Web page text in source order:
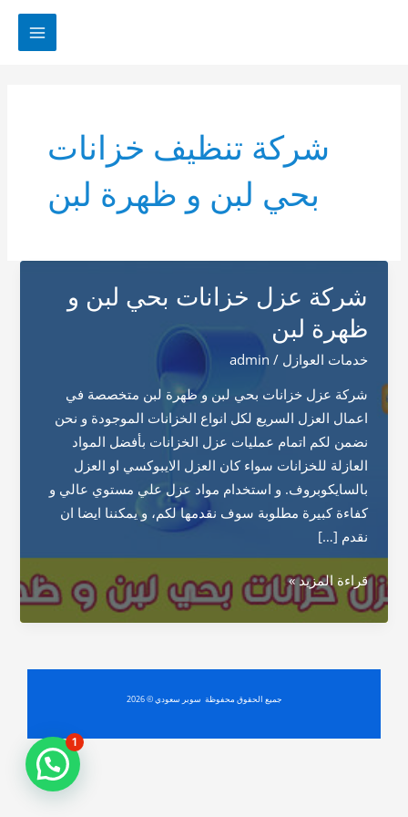
شركة تنظيف خزانات
بحي لبن و ظهرة لبن
شركة عزل خزانات بحي لبن و
ظهرة لبن
خدمات العوازل /
admin
شركة عزل خزانات بحي لبن و ظهرة لبن متخصصة في
اعمال العزل السريع لكل انواع الخزانات الموجودة و نحن
نضمن لكم اتمام عمليات عزل الخزانات بأفضل المواد
العازلة للخزانات سواء كان العزل الايبوكسي او العزل
بالسايكوبروف. و استخدام مواد عزل علي مستوي عالي و
كفاءة كبيرة مطلوبة سوف نقدمها لكم، و يمكننا ايضا ان
نقدم […]
شركة
عزل
خزانات
لبن
قراءة المزيد »
جميع الحقوق محفوظة سوبر سعودي © 2026
1